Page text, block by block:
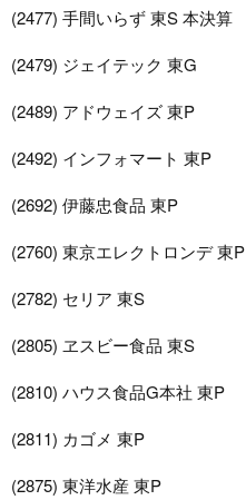
(2477) 手間いらず 東S 本決算
(2479) ジェイテック 東G
(2489) アドウェイズ 東P
(2492) インフォマート 東P
(2692) 伊藤忠食品 東P
(2760) 東京エレクトロンデ 東P
(2782) セリア 東S
(2805) ヱスビー食品 東S
(2810) ハウス食品G本社 東P
(2811) カゴメ 東P
(2875) 東洋水産 東P